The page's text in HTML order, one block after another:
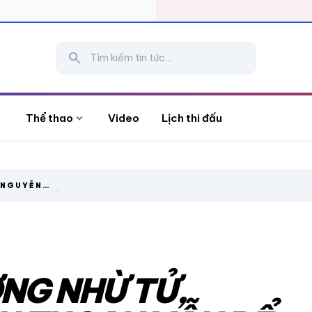
search
Thể thao expand_more Video Lịch thi đấu
NHỪ TỬ,